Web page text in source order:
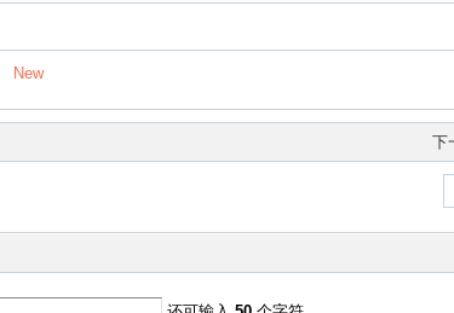
New
下